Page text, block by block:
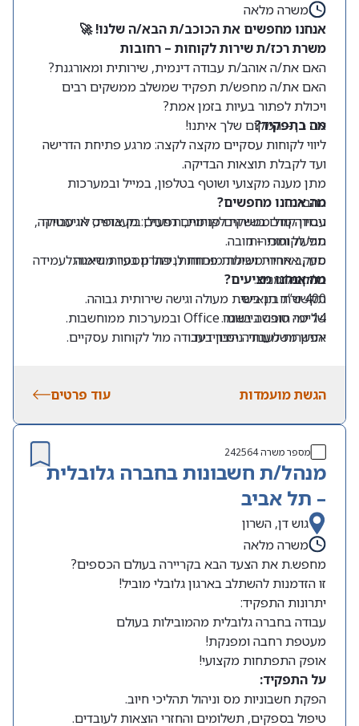
משרה מלאה
אנחנו מחפשים את הכוכב/ת הבא/ה שלנו! 🚀
משרת רכז/ת שירות לקוחות – רחובות
האם את/ה אוהב/ת עבודה דינמית, שירותית ומאורגנת?
האם את/ה מחפש/ת תפקיד שמשלב ממשקים רבים
ויכולת לפתור בעיות בזמן אמת?
אם כן – המקום שלך איתנו!
מה בתפקיד?
ליווי לקוחות עסקיים מקצה לקצה: מרגע פתיחת הדרישה
ועד לקבלת תוצאות הבדיקה.
מתן מענה מקצועי ושוטף בטלפון, במייל ובמערכות
החברה.
עבודה מול ממשקים פנימיים רחבים: מעבדות, לוגיסטיקה,
תפעול ומכירות.
מעקב אחרי משימות פתוחות, פתרון בעיות ודאגה לעמידה
בלוחות זמנים.
מה אנחנו מחפשים?
ניסיון קודם בשירות לקוחות, תפעול, בק אופיס או עבודה
מול לקוחות – חובה.
סדר, אחריות ויכולת מוכחת לניהול מספר משימות
במקביל.
תקשורת בינאישית מעולה וגישה שירותית גבוהה.
שליטה טובה ביישומי Office ובמערכות ממוחשבות.
יתרון משמעותי:ניסיון בעבודה מול לקוחות עסקיים.
מה אנחנו מציעים?
400 ש”ח תן ביס.
14 ימי חופשה בשנה.
אפשרות לעבודה היברידית.
בשבוע עד 17:00). תורנות שישי אחת לחודש וחצי –הגשת מועמדות עוד פרטים
מספר משרה242564
מנהל/ת חשבונות בחברה גלובלית
– תל אביב
גוש דן, השרון
משרה מלאה
מחפש.ת את הצעד הבא בקריירה בעולם הכספים?
זו הזדמנות להשתלב בארגון גלובלי מוביל!
יתרונות התפקיד:
עבודה בחברה גלובלית מהמובילות בעולם
מעטפת רחבה ומפנקת!
אופק התפתחות מקצועי!
על התפקיד:
הפקת חשבוניות מס וניהול תהליכי חיוב.
טיפול בספקים, תשלומים והחזרי הוצאות לעובדים.